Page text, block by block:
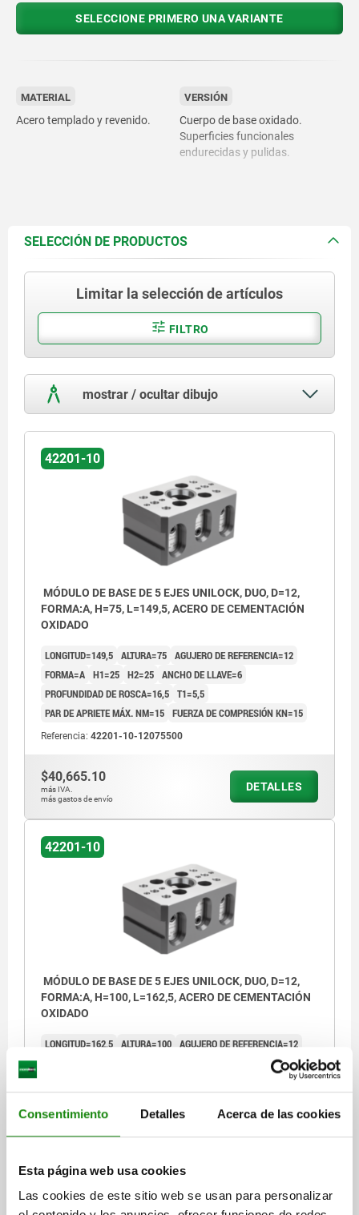
Consentimiento Detalles Acerca de las cookies
Esta página web usa cookies
Las cookies de este sitio web se usan para personalizar
SELECCIONE PRIMERO UNA VARIANTE
MATERIAL
Acero templado y revenido.
VERSIÓN
Cuerpo de base oxidado.
Superficies funcionales
endurecidas y pulidas.
SELECCIÓN DE PRODUCTOS
Limitar la selección de artículos
FILTRO
mostrar / ocultar dibujo
42201-10
MÓDULO DE BASE DE 5 EJES UNILOCK, DUO, D=12,
FORMA:A, H=75, L=149,5, ACERO DE CEMENTACIÓN
OXIDADO
LONGITUD=149,5 ALTURA=75 AGUJERO DE REFERENCIA=12
FORMA=A H1=25 H2=25 ANCHO DE LLAVE=6
PROFUNDIDAD DE ROSCA=16,5 T1=5,5
PAR DE APRIETE MÁX. NM=15 FUERZA DE COMPRESIÓN KN=15
Referencia: 42201-10-12075500
$40,665.10
más IVA.
más gastos de envío
DETALLES
42201-10
MÓDULO DE BASE DE 5 EJES UNILOCK, DUO, D=12,
FORMA:A, H=100, L=162,5, ACERO DE CEMENTACIÓN
OXIDADO
LONGITUD=162,5 ALTURA=100 AGUJERO DE REFERENCIA=12
$46,113.20
más IVA.